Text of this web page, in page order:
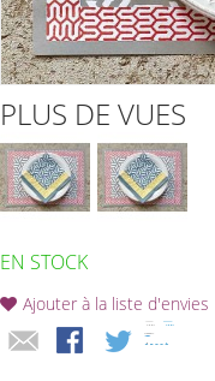
PLUS DE VUES
EN STOCK
Ajouter à la liste d'envies